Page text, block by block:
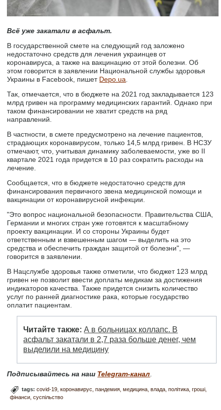
Всё уже закатали в асфальт.
В государственной смете на следующий год заложено
недостаточно средств для лечения украинцев от
коронавируса, а также на вакцинацию от этой болезни. Об
этом говорится в заявлении Национальной службы здоровья
Украины в Facebook, пишет Depo.ua
Так, отмечается, что в бюджете на 2021 год закладывается 123
млрд гривен на программу медицинских гарантий. Однако при
таком финансировании не хватит средств на ряд
направлений.
В частности, в смете предусмотрено на лечение пациентов,
страдающих коронавирусом, только 14,5 млрд гривен. В НСЗУ
отмечают, что, учитывая динамику заболеваемости, уже во II
квартале 2021 года придется в 10 раз сократить расходы на
лечение.
Сообщается, что в бюджете недостаточно средств для
финансирования первичного звена медицинской помощи и
вакцинации от коронавирусной инфекции.
"Это вопрос национальной безопасности. Правительства США,
Германии и многих стран уже готовятся к масштабному
проекту вакцинации. И со стороны Украины будет
ответственным и взвешенным шагом — выделить на это
средства и обеспечить граждан защитой от болезни", —
говорится в заявлении.
В Нацслужбе здоровья также отметили, что бюджет 123 млрд
гривен не позволит ввести доплаты медикам за достижения
индикаторов качества. Также придется снизить количество
услуг по ранней диагностике рака, которые государство
оплатит пациентам.
Читайте также: А в больницах коллапс. В
асфальт закатали в 2,7 раза больше денег, чем
выделили на медицину
Подписывайтесь на наш Telegram-канал
tags:covid-19 коронавирус пандемия медицина влада політика гроші
фінанси суспільство